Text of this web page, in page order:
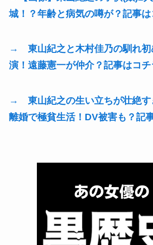
城！？年齢と病気の噂が？記事は
→ 東山紀之と木村佳乃の馴れ初
演！遠藤憲一が仲介？記事はコチ
→ 東山紀之の生い立ちが壮絶す
離婚で極貧生活！DV被害も？記